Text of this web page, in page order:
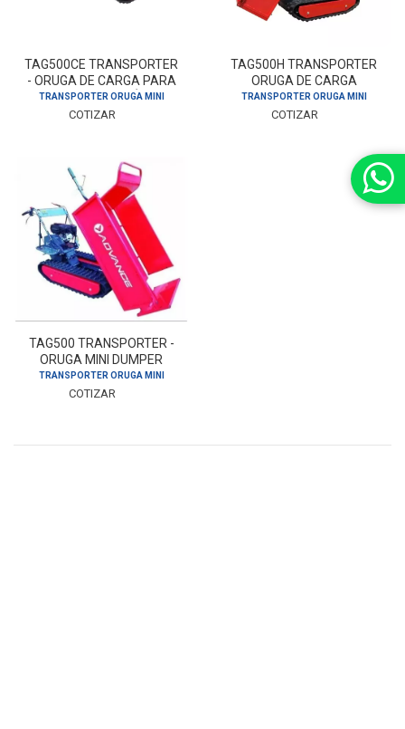
TAG500CE TRANSPORTER
- ORUGA DE CARGA PARA
CONSTRUCCIÓN
TRANSPORTER ORUGA MINI
COTIZAR
TAG500H TRANSPORTER
ORUGA DE CARGA
ADVANCE
TRANSPORTER ORUGA MINI
COTIZAR
TAG500 TRANSPORTER -
ORUGA MINI DUMPER
ADVANCE
TRANSPORTER ORUGA MINI
COTIZAR